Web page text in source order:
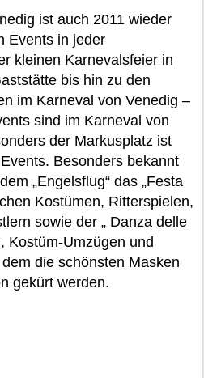
ist auch 2011 wieder
Events in jeder
kleinen Karnevalsfeier in
bis hin zu den
im Karneval von Venedig –
sind im Karneval von
der Markusplatz ist
Besonders bekannt
„Engelsflug“ das „Festa
Kostümen, Ritterspielen,
sowie der „ Danza delle
Kostüm-Umzügen und
die schönsten Masken
gekürt werden.